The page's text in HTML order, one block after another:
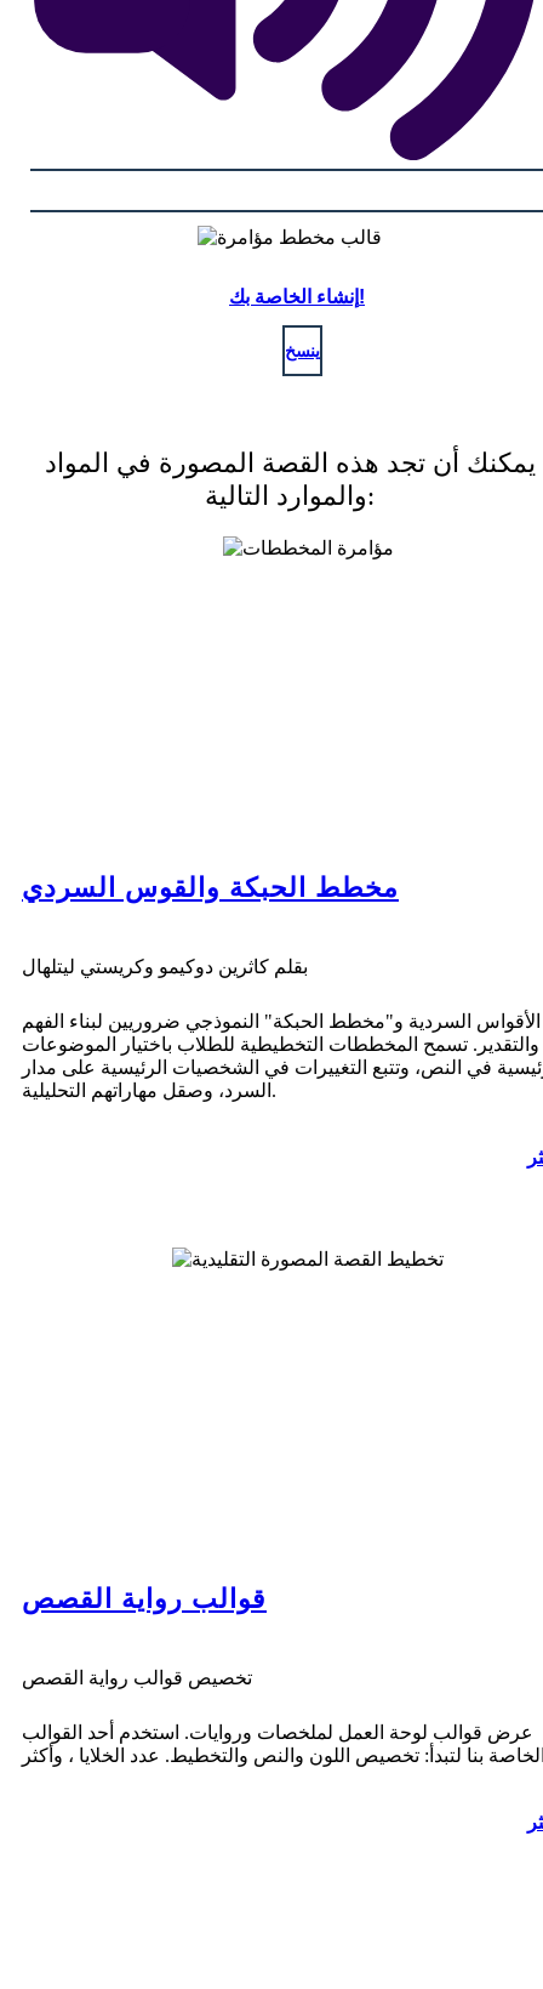
إنشاء الخاصة بك!
ينسخ
يمكنك أن تجد هذه القصة المصورة في المواد
والموارد التالية:
مخطط الحبكة والقوس السردي
بقلم كاثرين دوكيمو وكريستي ليتلهال
الأقواس السردية و"مخطط الحبكة" النموذجي ضروريين لبناء الفهم
والتقدير. تسمح المخططات التخطيطية للطلاب باختيار الموضوعات
في النص، وتتبع التغييرات في الشخصيات الرئيسية على مدار
السرد، وصقل مهاراتهم التحليلية.
قوالب رواية القصص
تخصيص قوالب رواية القصص
عرض قوالب لوحة العمل لملخصات وروايات. استخدم أحد القوالب